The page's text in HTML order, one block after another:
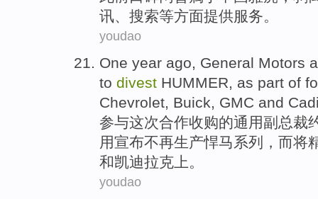
讯、 搜索等方面提供服务。
youdao
One year ago, General Motors
to divest HUMMER, as part of
Chevrolet, Buick, GMC and
参与这次合作收购的通用副总裁
用宣布不再生产悍马系列，而将
和凯迪拉克上。
youdao